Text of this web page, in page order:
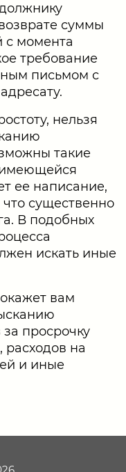
суммы
с момента
требование
письмом с
нельзя
такие
имеющейся
ее написание,
существенно
В подобных
искать иные
вам
просрочку
расходов на
и иные